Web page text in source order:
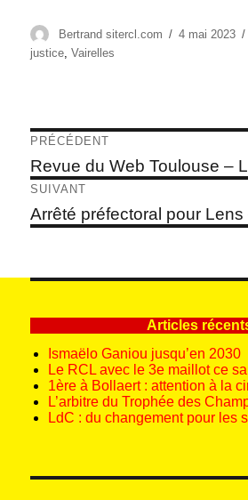
Auteur
Bertrand sitercl.com
Publié
4 mai 2023
justice,Vairelles
Navigation
de
l’article
PRÉCÉDENT
Article
précédent :
Revue du Web Toulouse –
SUIVANT
Article
suivant :
Arrêté préfectoral pour Lens
Articles
Ismaëlo Ganiou jusqu’en 2030
Le RCL avec le 3e maillot ce
1ère à Bollaert : attention à la
L’arbitre du Trophée des
LdC : du changement pour les